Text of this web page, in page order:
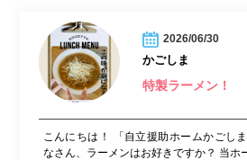
2026/06/30
かごしま
特製ラーメン！
こんにちは！ 「自立援助ホームかごし
なさん、ラーメンはお好きですか？ 当ホ